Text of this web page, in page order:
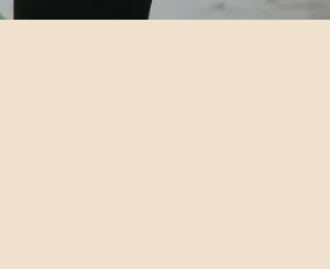
Ne manQUEz